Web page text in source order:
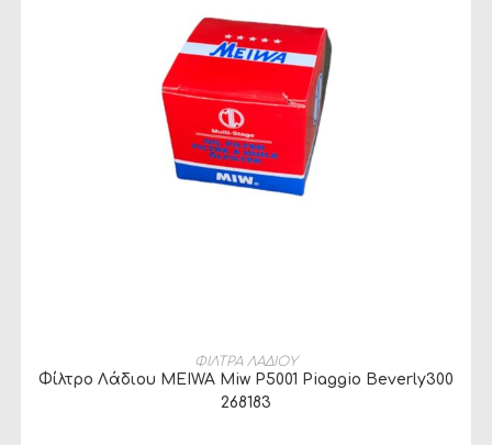
ΔΙΑΒΆΣΤΕ ΠΕΡΙΣΣΌΤΕΡΑ
ΦΙΛΤΡΑ ΛΑΔΙΟΥ
Φίλτρο Λάδιου MEIWA Miw P5001 Piaggio Beverly300
268183